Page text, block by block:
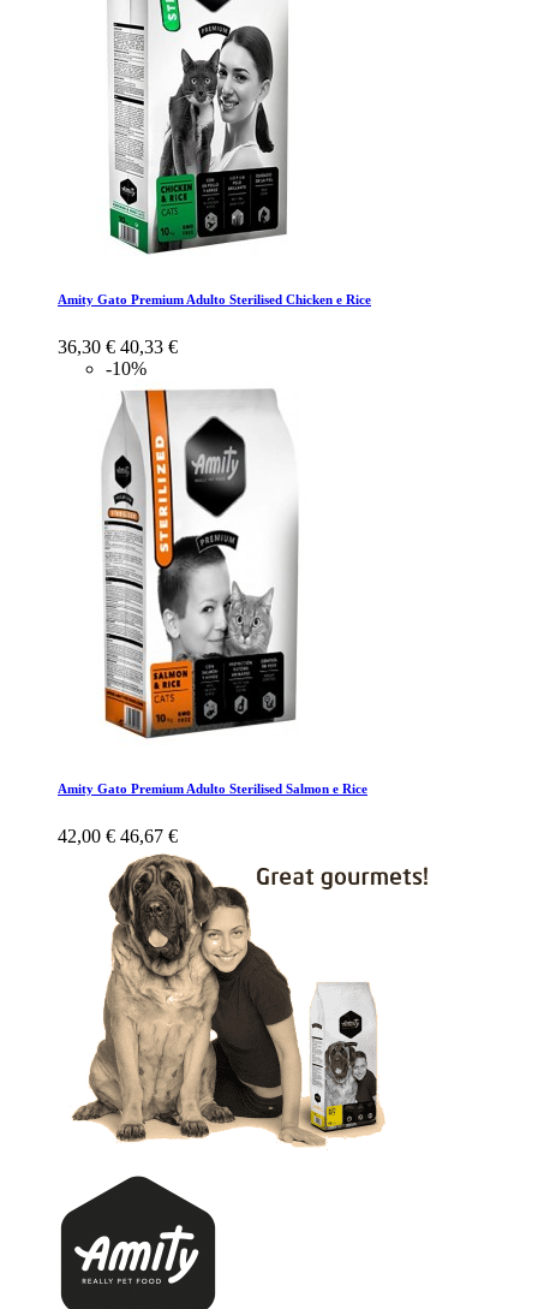
Amity Gato Premium Adulto Sterilised Chicken e Rice
36,30 € 40,33 €
-10%
Amity Gato Premium Adulto Sterilised Salmon e Rice
42,00 € 46,67 €